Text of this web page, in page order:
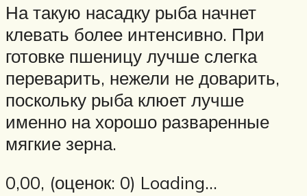
На такую насадку рыба начнет
клевать более интенсивно. При
готовке пшеницу лучше слегка
переварить, нежели не доварить,
поскольку рыба клюет лучше
именно на хорошо разваренные
мягкие зерна.
0,00, (оценок: 0) Loading…